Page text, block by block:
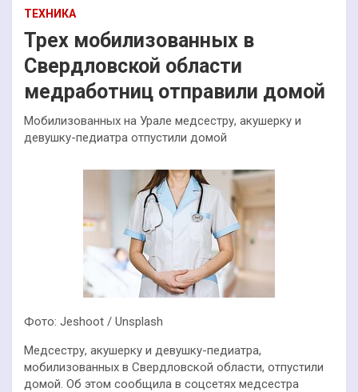
ТЕХНИКА
Трех мобилизованных в
Свердловской области
медработниц отправили домой
Мобилизованных на Урале медсестру, акушерку и
девушку-педиатра отпустили домой
Фото: Jeshoot / Unsplash
Медсестру, акушерку и девушку-педиатра,
мобилизованных в Свердловской области, отпустили
домой. Об этом сообщила в соцсетях медсестра